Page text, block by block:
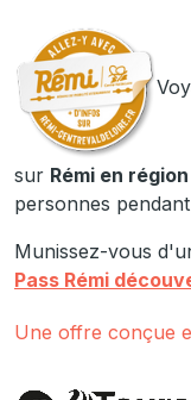
sur Rémi en
personnes
Munissez-vous
Pass Rémi
Une offre conçue